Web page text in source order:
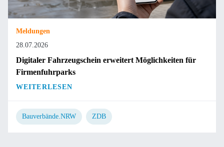
Meldungen
28.07.2026
Digitaler Fahrzeugschein erweitert Möglichkeiten für
Firmenfuhrparks
WEITERLESEN
Bauverbände.NRW ZDB